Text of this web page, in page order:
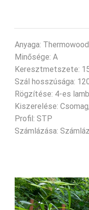
Anyaga:
Minősége: A
Keresztmetszete:
Szál hosszúsága:
Rögzítése: 4-es
Kiszerelése:
Profil: STP
Számlázása: